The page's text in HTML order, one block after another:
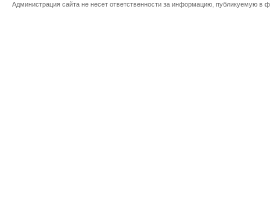
Администрация сайта не несет ответственности за информацию, публикуемую